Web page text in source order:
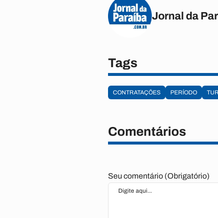
Jornal da
Tags
CONTRATAÇÕES PERÍODO
Comentários
Seu comentário (Obrigatório)